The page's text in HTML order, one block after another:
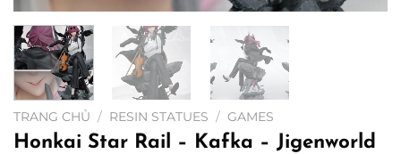
TRANG CHỦ / RESIN STATUES / GAMES
Honkai Star Rail – Kafka – Jigenworld